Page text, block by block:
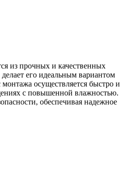
из прочных и качественных
его идеальным вариантом
осуществляется быстро и
с повышенной влажностью.
обеспечивая надежное